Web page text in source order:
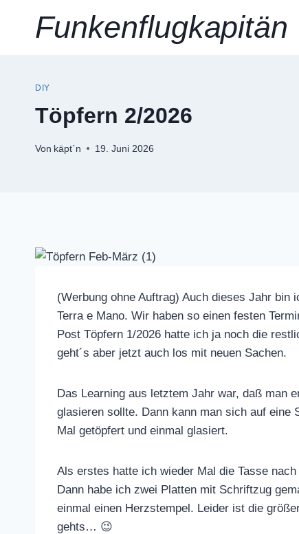
Funkenflugkapitän
DIY
Töpfern 2/2026
Von käpt`n 19. Juni 2026
(Werbung ohne Auftrag) Auch dieses Jahr
Terra e Mano. Wir haben so einen festen
Post Töpfern 1/2026 hatte ich ja noch die
geht´s aber jetzt auch los mit neuen Sachen.
Das Learning aus letztem Jahr war, daß man
glasieren sollte. Dann kann man sich auf
Mal getöpfert und einmal glasiert.
Als erstes hatte ich wieder Mal die Tasse
Dann habe ich zwei Platten mit Schriftzug
einmal einen Herzstempel. Leider ist die
gehts… 😉